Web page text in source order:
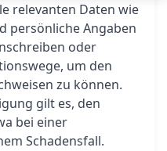
relevanten Daten wie
persönliche Angaben
oder
um den
zu können.
gilt es, den
bei einer
Schadensfall.